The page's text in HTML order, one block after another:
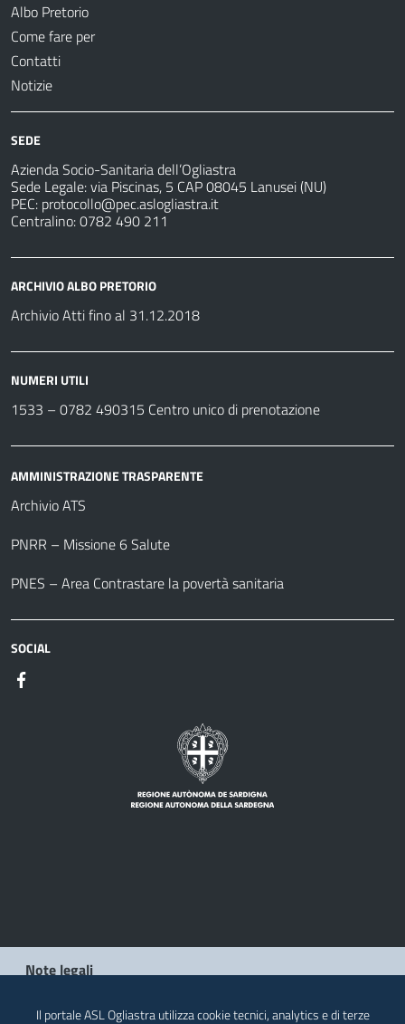
Albo Pretorio
Come fare per
Contatti
Notizie
SEDE
Azienda Socio-Sanitaria dell’Ogliastra
Sede Legale: via Piscinas, 5 CAP 08045 Lanusei (NU)
PEC: protocollo@pec.aslogliastra.it
Centralino: 0782 490 211
ARCHIVIO ALBO PRETORIO
Archivio Atti fino al 31.12.2018
NUMERI UTILI
1533 – 0782 490315 Centro unico di prenotazione
AMMINISTRAZIONE TRASPARENTE
Archivio ATS
PNRR – Missione 6 Salute
PNES – Area Contrastare la povertà sanitaria
SOCIAL
Note legali
Il portale ASL Ogliastra utilizza cookie tecnici, analytics e di terze